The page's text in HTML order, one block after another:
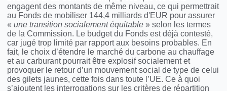
engagent des montants de même niveau, ce qui permettrait
au Fonds de mobiliser 144,4 milliards d'EUR pour assurer
«une transition socialement équitable » selon les termes
de la Commission. Le budget du Fonds est déjà contesté,
car jugé trop limité par rapport aux besoins probables. En
fait, le choix d’étendre le marché du carbone au chauffage
et au carburant pourrait être explosif socialement et
provoquer le retour d’un mouvement social de type de celui
des gilets jaunes, cette fois dans toute l’UE. Ce à quoi
s’ajoutent les interrogations sur les critères de répartition